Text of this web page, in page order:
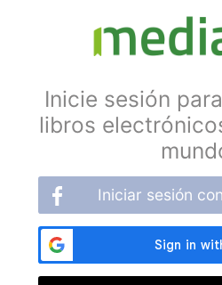
Inicie sesión
libros
Iniciar sesión